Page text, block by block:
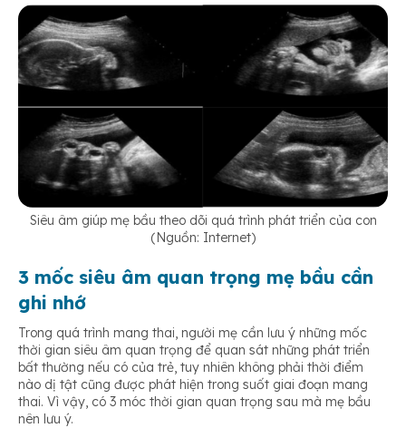
Siêu âm giúp mẹ bầu theo dõi quá trình phát triển của con
(Nguồn: Internet)
3 mốc siêu âm quan trọng mẹ bầu cần
ghi nhớ
Trong quá trình mang thai, người mẹ cần lưu ý những mốc
thời gian siêu âm quan trọng để quan sát những phát triển
bất thường nếu có của trẻ, tuy nhiên không phải thời điểm
nào dị tật cũng được phát hiện trong suốt giai đoạn mang
thai. Vì vậy, có 3 móc thời gian quan trọng sau mà mẹ bầu
nên lưu ý.